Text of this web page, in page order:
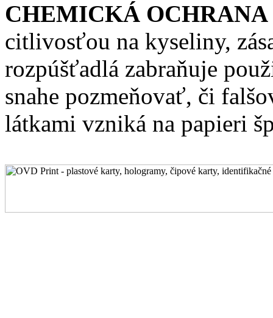
CHEMICKÁ OCHRANA
citlivosťou na kyseliny,
rozpúšťadlá zabraňuje
snahe pozmeňovať, či
látkami vzniká na papieri